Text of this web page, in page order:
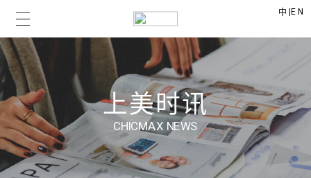
中 |EN
上美时讯
CHICMAX NEWS